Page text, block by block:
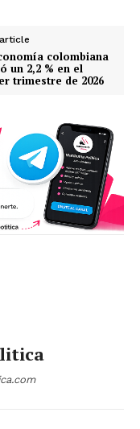
colombiana
un 2,2 % en el
trimestre de 2026